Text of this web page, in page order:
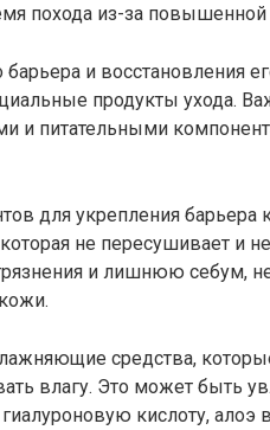
похода из-за повышенной
барьера и восстановления
продукты ухода.
и питательными
для укрепления барьера
не пересушивает и
и лишнюю себум,
средства,
влагу. Это может быть
кислоту, алоэ